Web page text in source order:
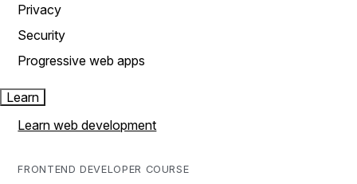
Privacy
Security
Progressive web apps
Learn
Learn web development
FRONTEND DEVELOPER COURSE